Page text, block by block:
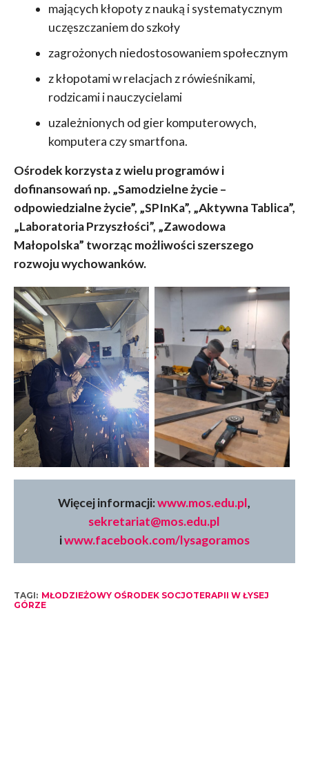
mających kłopoty z nauką i systematycznym
uczęszczaniem do szkoły
zagrożonych niedostosowaniem społecznym
z kłopotami w relacjach z rówieśnikami,
rodzicami i nauczycielami
uzależnionych od gier komputerowych,
komputera czy smartfona.
Ośrodek korzysta z wielu programów i
dofinansowań np. „Samodzielne życie –
odpowiedzialne życie”, „SPInKa”, „Aktywna Tablica”,
„Laboratoria Przyszłości”, „Zawodowa
Małopolska” tworząc możliwości szerszego
rozwoju wychowanków.
Więcej informacji:www.mos.edu.pl,
sekretariat@mos.edu.pl
iwww.facebook.com/lysagoramos
TAGI: MŁODZIEŻOWY OŚRODEK SOCJOTERAPII W ŁYSEJ
GÓRZE